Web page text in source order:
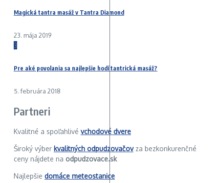
Magická tantra masáž v Tantra Diamond
23. mája 2019
3
Pre aké povolania sa najlepšie hodí tantrická masáž?
5. februára 2018
Partneri
Kvalitné a spoľahlivé vchodové dvere
Široký výber kvalitných odpudzovačovza bezkonkurenčné
ceny nájdete na odpudzovace.sk
Najlepšie domáce meteostanice